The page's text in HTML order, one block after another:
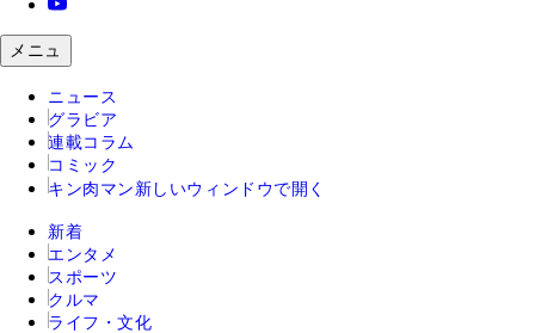
メニュ
ニュース
グラビア
連載コラム
コミック
キン肉マン 新しいウィンドウで開く
新着
エンタメ
スポーツ
クルマ
ライフ・文化